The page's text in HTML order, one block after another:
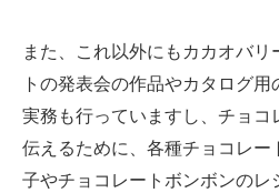
また、これ以外にもカカオバ
トの発表会の作品やカタログ
実務も行っていますし、チョ
伝えるために、各種チョコレ
子やチョコレートボンボンの